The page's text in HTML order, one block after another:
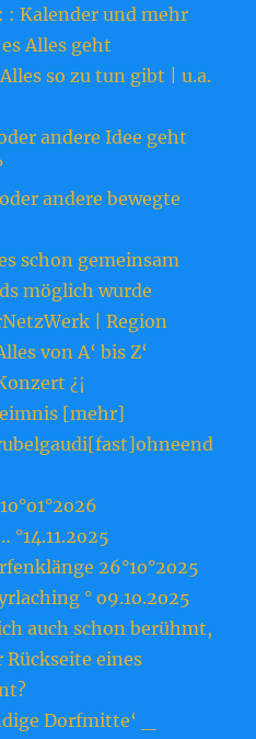
: Kalender und mehr
Alles geht
so zu tun gibt | u.a.
andere Idee geht
andere bewegte
schon gemeinsam
möglich wurde
| Region
von A‘ bis Z‘
¿¡
[mehr]
26°1o°2o25
° o9.1o.2o25
auch schon berühmt,
eines
Dorfmitte‘ _